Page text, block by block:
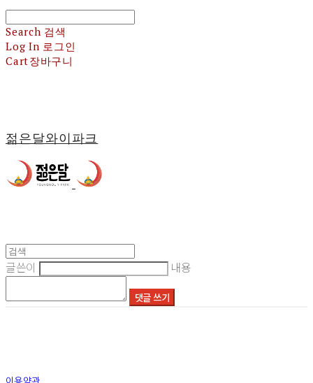
Search 검색
Log In 로그인
Cart장바구니
젊은달와이파크
글쓴이 내용
댓글 쓰기